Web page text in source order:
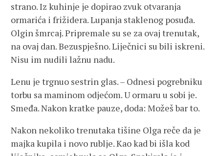
strano. Iz kuhinje je dopirao zvuk otvaranja
ormarića i frižidera. Lupanja staklenog posuđa.
Olgin šmrcaj. Pripremale su se za ovaj trenutak,
na ovaj dan. Bezuspješno. Liječnici su bili iskreni.
Nisu im nudili lažnu nadu.
Lenu je trgnuo sestrin glas. – Odnesi pogrebniku
torbu sa maminom odjećom. U ormaru u sobi je.
Smeđa. Nakon kratke pauze, doda: Možeš bar to.
Nakon nekoliko trenutaka tišine Olga reče da je
majka kupila i novo rublje. Kao kad bi išla kod